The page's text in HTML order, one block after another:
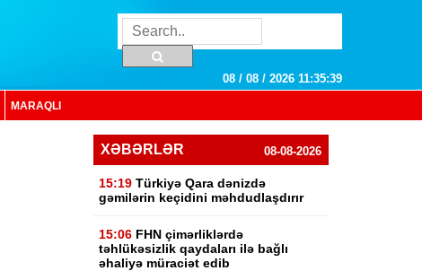
08 / 08 / 2026 11:35:40
MARAQLI
XƏBƏRLƏR 08-08-2026
15:19 Türkiyə Qara dənizdə
gəmilərin keçidini məhdudlaşdırır
15:06 FHN çimərliklərdə
təhlükəsizlik qaydaları ilə bağlı
əhaliyə müraciət edib